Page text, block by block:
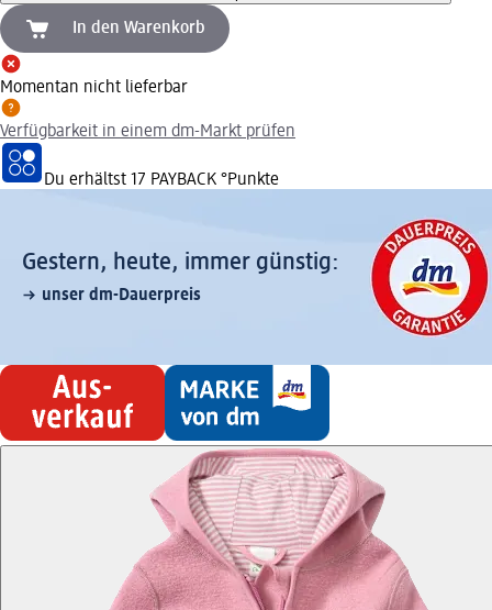
In den Warenkorb
Momentan nicht lieferbar
Verfügbarkeit in einem dm-Markt prüfen
Du erhältst 17 PAYBACK °Punkte
Gestern, heute, immer günstig:
unser dm-Dauerpreis